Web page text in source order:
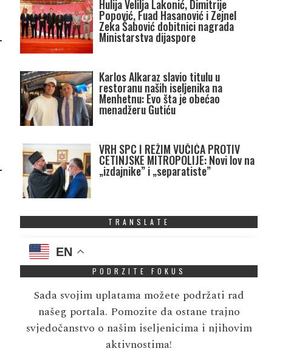
Hulija Velilja Lakonić, Dimitrije
Popović, Fuad Hasanović i Zejnel
Zeka Šabović dobitnici nagrada
Ministarstva dijaspore
Karlos Alkaraz slavio titulu u
restoranu naših iseljenika na
Menhetnu: Evo šta je obećao
menadžeru Gutiću
VRH SPC I REŽIM VUČIĆA PROTIV
CETINJSKE MITROPOLIJE: Novi lov na
„izdajnike” i „separatiste”
TRANSLATE
EN
PODRZITE FOKUS
Sada svojim uplatama možete podržati rad
našeg portala. Pomozite da ostane trajno
svjedočanstvo o našim iseljenicima i njihovim
aktivnostima!